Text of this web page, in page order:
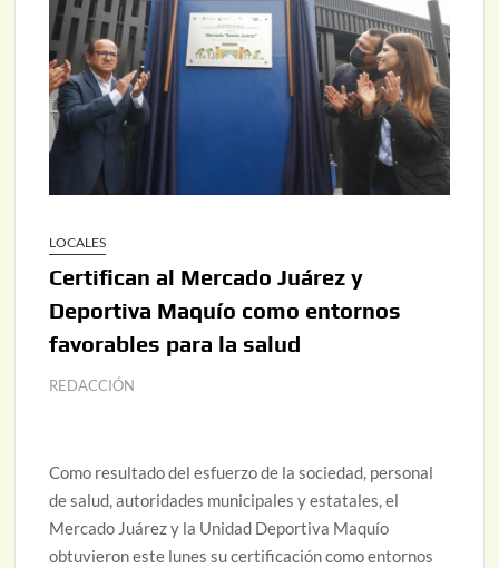
LOCALES
Certifican al Mercado Juárez y
Deportiva Maquío como entornos
favorables para la salud
REDACCIÓN
Como resultado del esfuerzo de la sociedad, personal
de salud, autoridades municipales y estatales, el
Mercado Juárez y la Unidad Deportiva Maquío
obtuvieron este lunes su certificación como entornos